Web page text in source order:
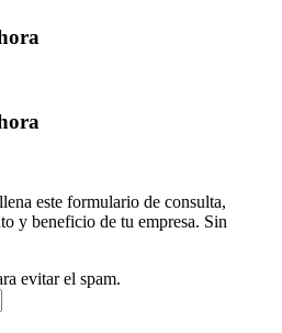
este formulario de consulta,
y beneficio de tu empresa. Sin
evitar el spam.